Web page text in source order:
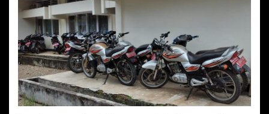
l
u
S
e
l
a
t
a
n